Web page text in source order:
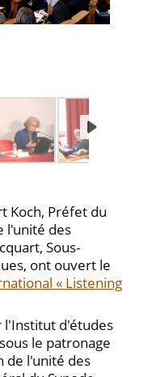
Koch, Préfet du
l'unité des
Sous-
ont ouvert le
« Listening
l'Institut d'études
le patronage
de l'unité des